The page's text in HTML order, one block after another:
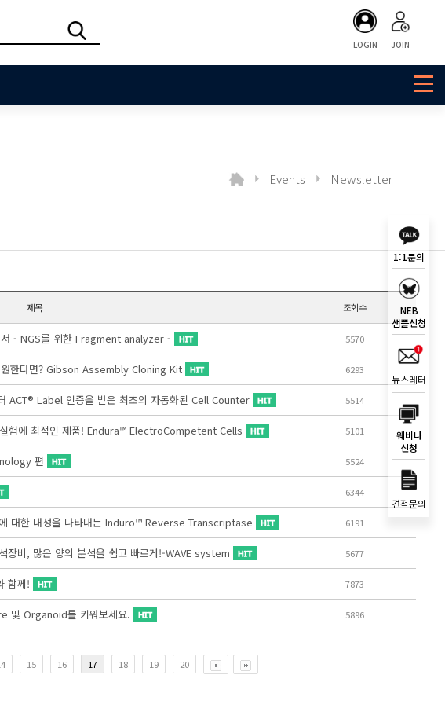
LOGIN JOIN
Events Newsletter
제목 조회수
- NGS를 위한 Fragment analyzer - 5570
한다면? Gibson Assembly Cloning Kit 6293
Label 인증을 받은 최초의 자동화된 Cell Counter 5514
험에 최적인 제품! Endura™ ElectroCompetent Cells 5101
편 5524
6344
대한 내성을 나타내는 Induro™ Reverse Transcriptase 6191
장비, 많은 양의 분석을 쉽고 빠르게!-WAVE system 5677
함께! 7873
및 Organoid를 키워보세요. 5896
15 16 17 18 19 20
1:1문의
NEB
샘플신청
뉴스레터
웨비나
신청
견적문의